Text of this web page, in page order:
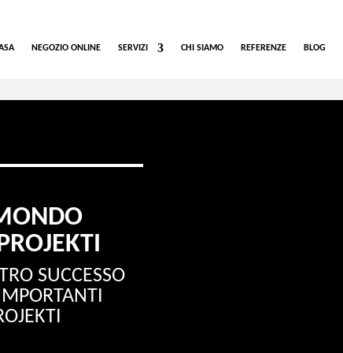
NEGOZIO ONLINE SERVIZI CHI SIAMO REFERENZE BLOG
SUCCESSO